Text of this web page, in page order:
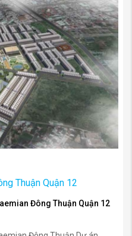
Thuận Quận 12
Đông Thuận Quận 12